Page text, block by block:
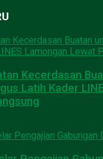
Kecerdasan
Latih Kader